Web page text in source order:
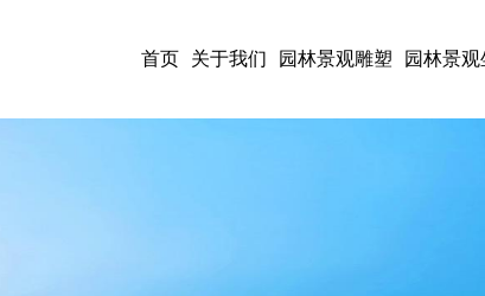
首页 关于我们 园林景观雕塑 园林景观